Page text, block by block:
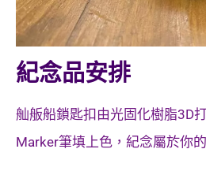
紀念品安排
舢舨船鎖匙扣由光固化樹脂3D
Marker筆填上色 ，紀念屬於你